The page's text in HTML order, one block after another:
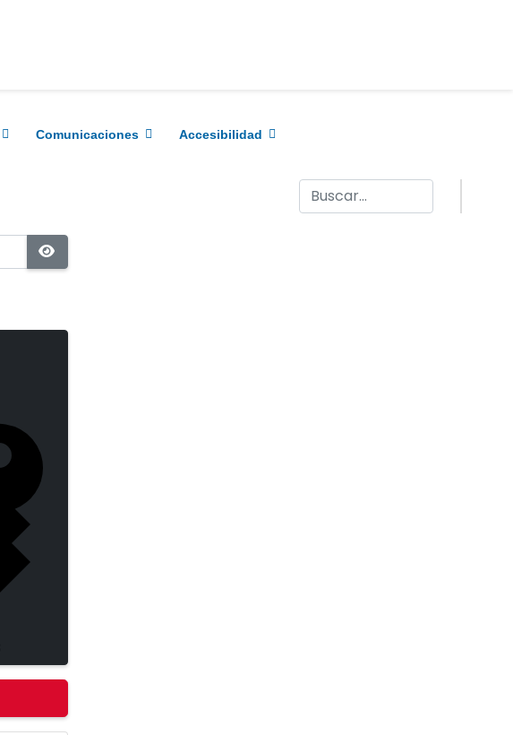
Comunicaciones Accesibilidad
Buscar
MOSTRAR CONTRASEÑA